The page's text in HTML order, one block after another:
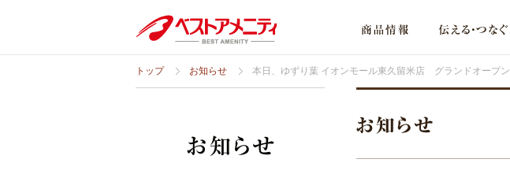
トップ お知らせ 本日、ゆずり葉 イオンモール東久留米店 グランドオープン